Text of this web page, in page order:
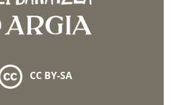
CC BY-SA